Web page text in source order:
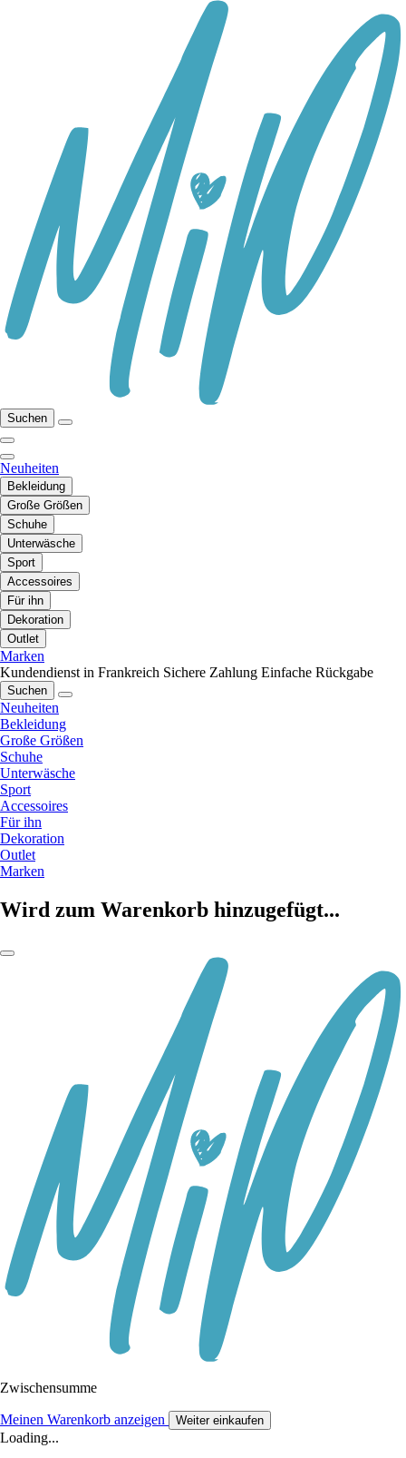
Suchen
Neuheiten
Bekleidung
Große Größen
Schuhe
Unterwäsche
Sport
Accessoires
Für ihn
Dekoration
Outlet
Marken
Kundendienst in Frankreich Sichere Zahlung Einfache Rückgabe
Suchen
Neuheiten
Bekleidung
Große Größen
Schuhe
Unterwäsche
Sport
Accessoires
Für ihn
Dekoration
Outlet
Marken
Wird zum Warenkorb hinzugefügt...
Zwischensumme
Meinen Warenkorb anzeigen Weiter einkaufen
Loading...